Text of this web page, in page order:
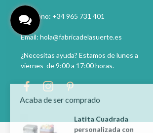
Teléfono: +34 965 731 401
Email: hola@fabricadelasuerte.es
¿Necesitas ayuda? Estamos de lunes a
viernes de 9:00 a 17:00 horas.
Acaba de ser comprado
Latita Cuadrada
personalizada con
Caramelos
hace 8 minutos